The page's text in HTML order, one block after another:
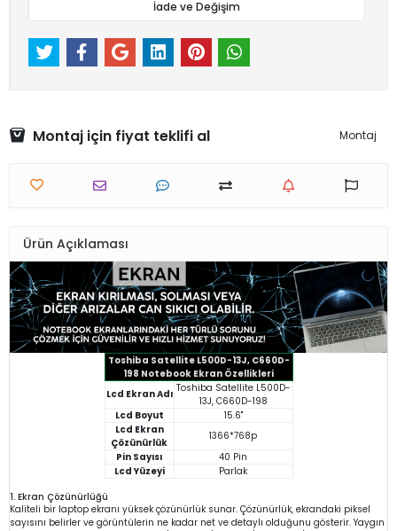
İade ve Değişim
Montaj için fiyat teklifi al Montaj
Ürün Açıklaması
Toshiba Satellite L500D-13J, C660D-
198 Notebook Ekran Özellikleri
Lcd Ekran Adı Toshiba Satellite L500D-
13J, C660D-198
Lcd Boyut
15.6"
Lcd Ekran
Çözünürlük
1366*768p
Pin Sayısı
40 Pin
Lcd Yüzeyi
Parlak
1. Ekran Çözünürlüğü
Kaliteli bir laptop ekranı yüksek çözünürlük sunar. Çözünürlük, ekrandaki piksel
sayısını belirler ve görüntülerin ne kadar net ve detaylı olduğunu gösterir. Yaygın